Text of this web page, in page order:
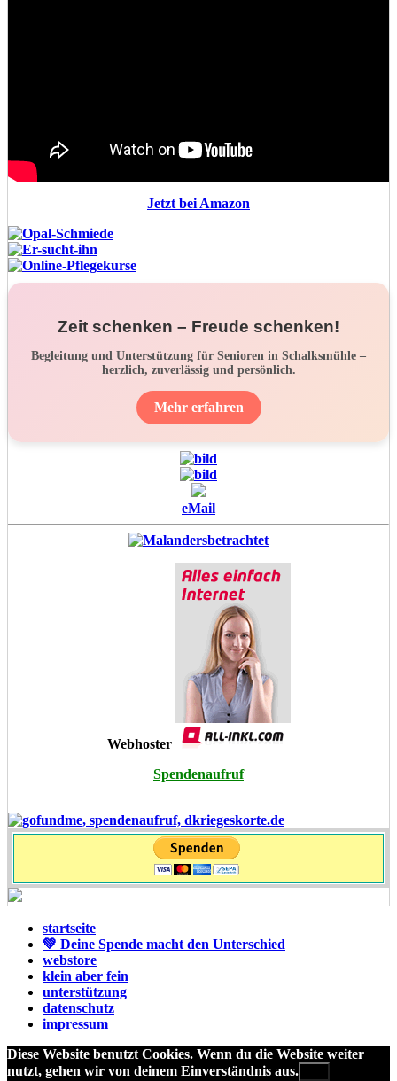
Jetzt bei Amazon
Zeit schenken – Freude schenken!
Begleitung und Unterstützung für Senioren in Schalksmühle –
herzlich, zuverlässig und persönlich.
Mehr erfahren
eMail
Webhoster
Spendenaufruf
startseite
💚 Deine Spende macht den Unterschied
webstore
klein aber fein
unterstützung
datenschutz
impressum
Diese Website benutzt Cookies. Wenn du die Website weiter
nutzt, gehen wir von deinem Einverständnis aus.